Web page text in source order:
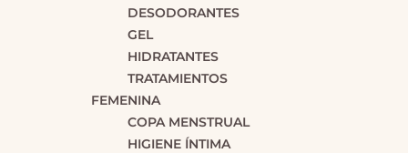
DESODORANTES
GEL
HIDRATANTES
TRATAMIENTOS
FEMENINA
COPA MENSTRUAL
HIGIENE ÍNTIMA